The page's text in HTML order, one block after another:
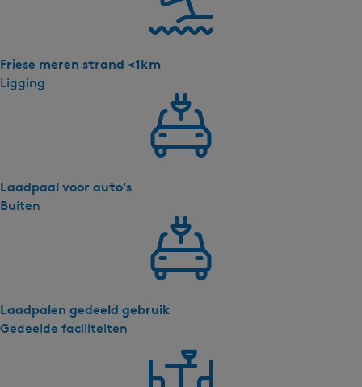
Ligging
Friese meren strand <1km
Buiten
Laadpaal voor auto's
Gedeelde faciliteiten
Laadpalen gedeeld gebruik